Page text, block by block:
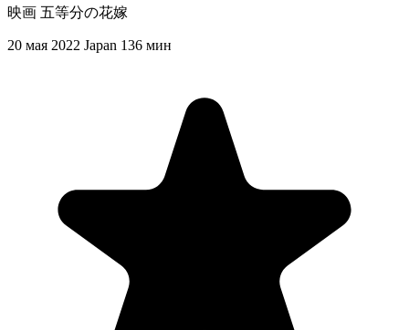
映画 五等分の花嫁
20 мая 2022 Japan 136 мин